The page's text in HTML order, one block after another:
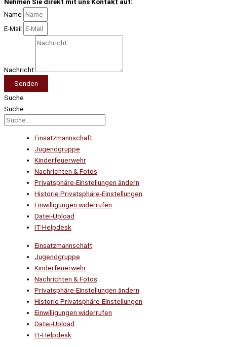
Name
E-Mail
Nachricht
Senden
Suche
Suche
Einsatzmannschaft
Jugendgruppe
Kinderfeuerwehr
Nachrichten & Fotos
Privatsphäre-Einstellungen ändern
Historie Privatsphäre-Einstellungen
Einwilligungen widerrufen
Datei-Upload
IT-Helpdesk
Einsatzmannschaft
Jugendgruppe
Kinderfeuerwehr
Nachrichten & Fotos
Privatsphäre-Einstellungen ändern
Historie Privatsphäre-Einstellungen
Einwilligungen widerrufen
Datei-Upload
IT-Helpdesk